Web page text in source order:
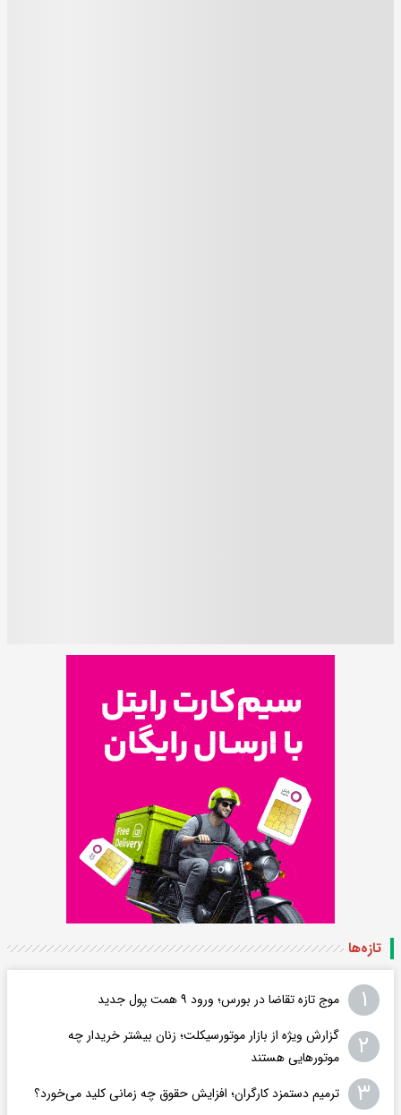
تازه‌ها
۱ موج تازه تقاضا در بورس؛ ورود ۹ همت پول جدید
۲
گزارش ویژه از بازار موتورسیکلت؛ زنان بیشتر خریدار چه
موتورهایی هستند
۳ ترمیم دستمزد کارگران؛ افزایش حقوق چه زمانی کلید می‌خورد؟